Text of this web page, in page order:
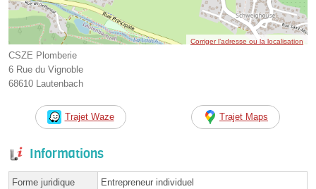
Corriger l’adresse ou la localisation
CSZE Plomberie
6 Rue du Vignoble
68610 Lautenbach
Trajet Waze Trajet Maps
Informations
Forme juridique Entrepreneur individuel